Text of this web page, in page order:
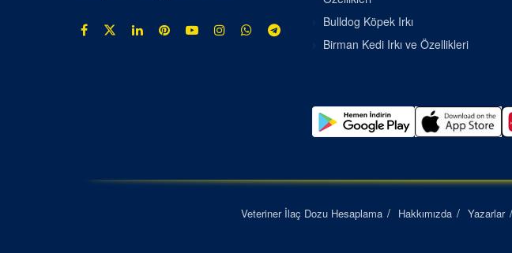
Bulldog Köpek Irkı
Birman Kedi Irkı ve Özellikleri
Veteriner İlaç Dozu Hesaplama Hakkımızda Yazarlar